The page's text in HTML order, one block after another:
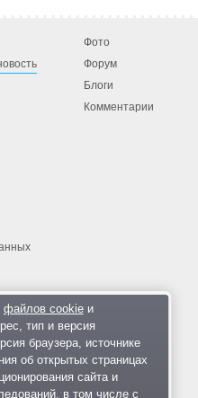
Фото
Форум
Блоги
Комментарии
рекомендательные
файлов cookieи
тип и версия
браузера, источнике
об открытых страницах
сайта и
в том числе с